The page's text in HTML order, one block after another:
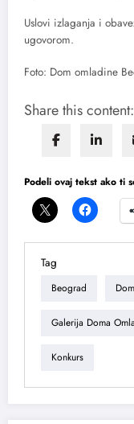
Uslovi izlaganja i
ugovorom.
Foto: Dom omladine
Share this content:
Podeli ovaj tekst ako ti
Tag
Beograd
Galerija Doma
Konkurs